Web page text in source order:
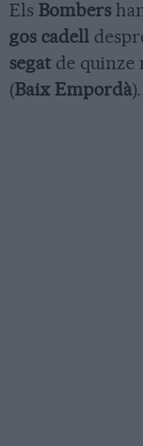
Els Bombers
gos cadell
segat de quinze
(Baix Empordà).